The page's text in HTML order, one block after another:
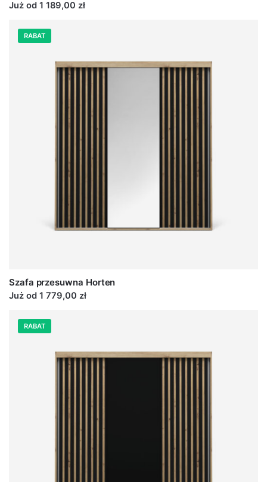
Już od 1 189,00 zł
RABAT
Szafa przesuwna Horten
Już od 1 779,00 zł
RABAT